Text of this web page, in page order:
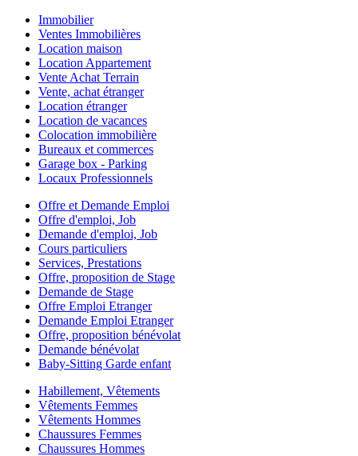
Immobilier
Ventes Immobilières
Location maison
Location Appartement
Vente Achat Terrain
Vente, achat étranger
Location étranger
Location de vacances
Colocation immobilière
Bureaux et commerces
Garage box - Parking
Locaux Professionnels
Offre et Demande Emploi
Offre d'emploi, Job
Demande d'emploi, Job
Cours particuliers
Services, Prestations
Offre, proposition de Stage
Demande de Stage
Offre Emploi Etranger
Demande Emploi Etranger
Offre, proposition bénévolat
Demande bénévolat
Baby-Sitting Garde enfant
Habillement, Vêtements
Vêtements Femmes
Vêtements Hommes
Chaussures Femmes
Chaussures Hommes